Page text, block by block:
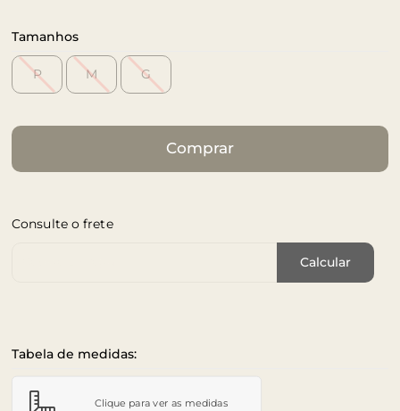
Tamanhos
P M G
Comprar
Consulte o frete
Calcular
Tabela de medidas:
Clique para ver as medidas